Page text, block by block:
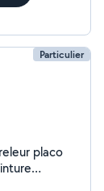
Particulier
placo